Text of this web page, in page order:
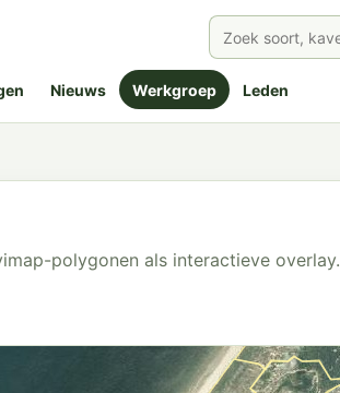
Nieuws Werkgroep Leden
polygonen als interactieve overlay.